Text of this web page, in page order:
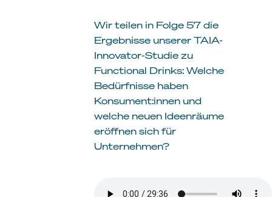
Wir teilen in Folge 57 die
Ergebnisse unserer TAIA-
Innovator-Studie zu
Functional Drinks: Welche
Bedürfnisse haben
Konsument:innen und
welche neuen Ideenräume
eröffnen sich für
Unternehmen?